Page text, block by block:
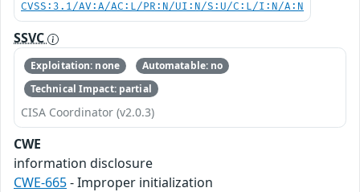
CVSS:3.1/AV:A/AC:L/PR:N/UI:N/S:U/C:L/I:N/A:N
SSVC
Exploitation: none
Automatable: no
Technical Impact: partial
CISA Coordinator (v2.0.3)
CWE
information disclosure
CWE-665- Improper initialization